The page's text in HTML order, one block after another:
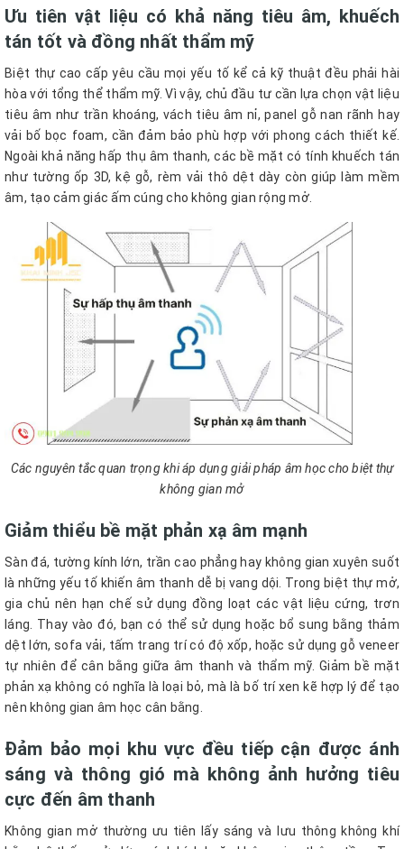
Ưu tiên vật liệu có khả năng tiêu âm, khuếch
tán tốt và đồng nhất thẩm mỹ
Biệt thự cao cấp yêu cầu mọi yếu tố kể cả kỹ thuật đều phải hài
hòa với tổng thể thẩm mỹ. Vì vậy, chủ đầu tư cần lựa chọn vật liệu
tiêu âm như trần khoáng, vách tiêu âm nỉ, panel gỗ nan rãnh hay
vải bố bọc foam, cần đảm bảo phù hợp với phong cách thiết kế.
Ngoài khả năng hấp thụ âm thanh, các bề mặt có tính khuếch tán
như tường ốp 3D, kệ gỗ, rèm vải thô dệt dày còn giúp làm mềm
âm, tạo cảm giác ấm cúng cho không gian rộng mở.
Các nguyên tắc quan trọng khi áp dụng giải pháp âm học cho biệt thự
không gian mở
Giảm thiểu bề mặt phản xạ âm mạnh
Sàn đá, tường kính lớn, trần cao phẳng hay không gian xuyên suốt
là những yếu tố khiến âm thanh dễ bị vang dội. Trong biệt thự mở,
gia chủ nên hạn chế sử dụng đồng loạt các vật liệu cứng, trơn
láng. Thay vào đó, bạn có thể sử dụng hoặc bổ sung bằng thảm
dệt lớn, sofa vải, tấm trang trí có độ xốp, hoặc sử dụng gỗ veneer
tự nhiên để cân bằng giữa âm thanh và thẩm mỹ. Giảm bề mặt
phản xạ không có nghĩa là loại bỏ, mà là bố trí xen kẽ hợp lý để tạo
nên không gian âm học cân bằng.
Đảm bảo mọi khu vực đều tiếp cận được ánh
sáng và thông gió mà không ảnh hưởng tiêu
cực đến âm thanh
Không gian mở thường ưu tiên lấy sáng và lưu thông không khí